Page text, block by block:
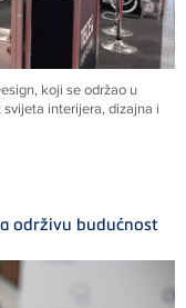
koji se održao u
interijera, dizajna i
održivu budućnost